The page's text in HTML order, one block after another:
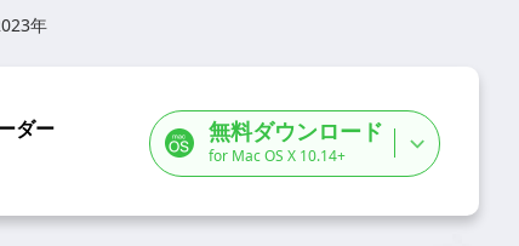
年
ダー 無料ダウンロード
for Mac OS X 10.14+